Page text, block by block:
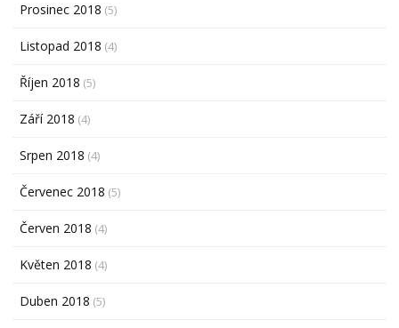
Prosinec 2018 (5)
Listopad 2018 (4)
Říjen 2018 (5)
Září 2018 (4)
Srpen 2018 (4)
Červenec 2018 (5)
Červen 2018 (4)
Květen 2018 (4)
Duben 2018 (5)